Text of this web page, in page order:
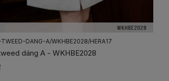
HAI-VE/WAMBE3011/HERA17
hai ve - WAMBE3011